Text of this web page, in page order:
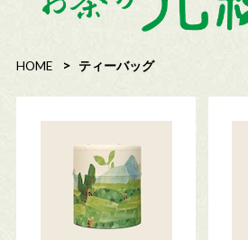
HOME ティーバッグ